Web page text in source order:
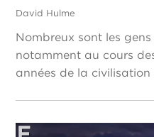
David Hulme
Nombreux sont les
notamment au cours
années de la civilisation